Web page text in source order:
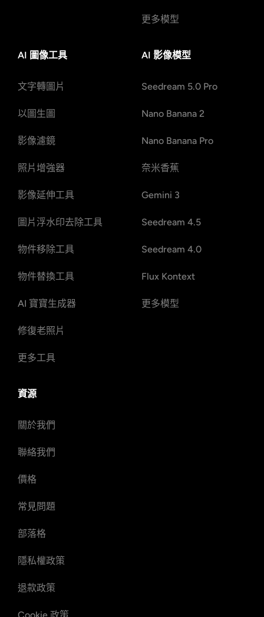
更多模型
AI 圖像工具
文字轉圖片
以圖生圖
影像濾鏡
照片增強器
影像延伸工具
圖片浮水印去除工具
物件移除工具
物件替換工具
AI 寶寶生成器
修復老照片
更多工具
AI 影像模型
Seedream 5.0 Pro
Nano Banana 2
Nano Banana Pro
奈米香蕉
Gemini 3
Seedream 4.5
Seedream 4.0
Flux Kontext
更多模型
資源
關於我們
聯絡我們
價格
常見問題
部落格
隱私權政策
退款政策